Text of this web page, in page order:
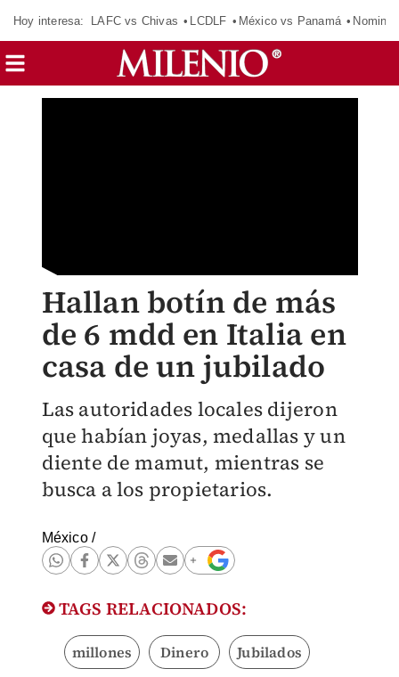
Hoy interesa: LAFC vs Chivas LCDLF México vs Panamá
Hallan botín de más
de 6 mdd en Italia en
casa de un jubilado
Las autoridades locales dijeron
que habían joyas, medallas y un
diente de mamut, mientras se
busca a los propietarios.
México/
TAGS RELACIONADOS:
millones Dinero Jubilados